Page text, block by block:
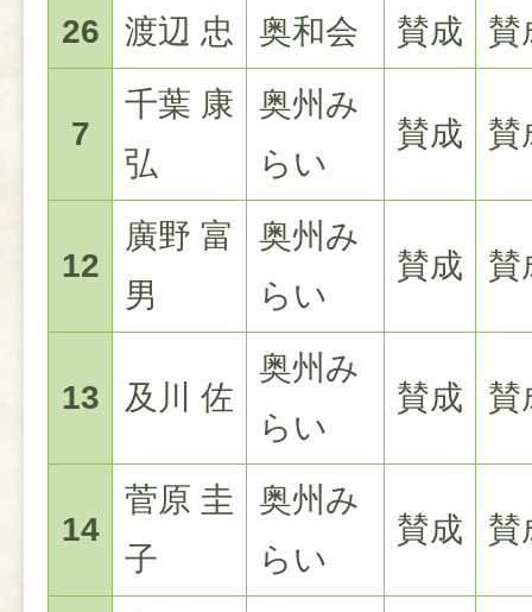
26 渡辺 忠 奥和会 賛成 賛
7
千葉 康
弘
奥州み
らい
賛成 賛
12
廣野 富
男
奥州み
らい
賛成 賛
13 及川 佐
奥州み
らい
賛成 賛
14
菅原 圭
子
奥州み
らい
賛成 賛